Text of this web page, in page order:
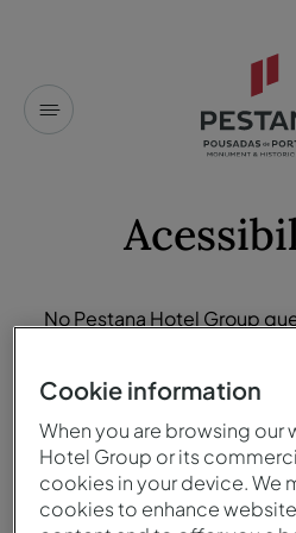
No Pestana Hotel Group
desfrutem de uma
positiva.
Estamos comprometidos
navegação mais inclusiva
as diretrizes de
Cookie information
When you are browsing our
Hotel Group or its
cookies in your device. We
cookies to enhance